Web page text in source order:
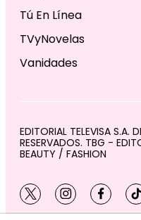
Tú En Línea
TVyNovelas
Vanidades
EDITORIAL TELEVISA S.A.
RESERVADOS. TBG -
BEAUTY / FASHION
twitterinstagram